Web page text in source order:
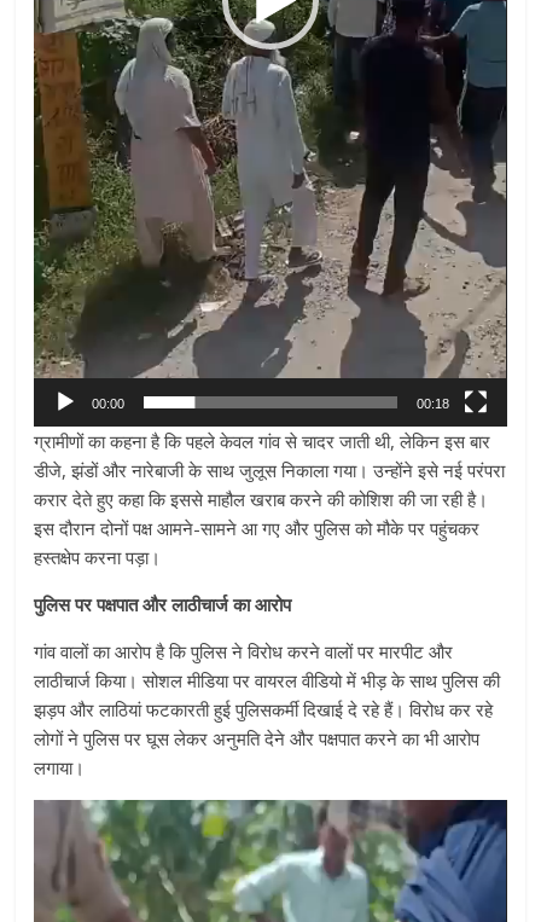
00:00 00:18
ग्रामीणों का कहना है कि पहले केवल गांव से चादर जाती थी, लेकिन इस बार
डीजे, झंडों और नारेबाजी के साथ जुलूस निकाला गया। उन्होंने इसे नई परंपरा
करार देते हुए कहा कि इससे माहौल खराब करने की कोशिश की जा रही है।
इस दौरान दोनों पक्ष आमने-सामने आ गए और पुलिस को मौके पर पहुंचकर
हस्तक्षेप करना पड़ा।
पुलिस पर पक्षपात और लाठीचार्ज का आरोप
गांव वालों का आरोप है कि पुलिस ने विरोध करने वालों पर मारपीट और
लाठीचार्ज किया। सोशल मीडिया पर वायरल वीडियो में भीड़ के साथ पुलिस की
झड़प और लाठियां फटकारती हुई पुलिसकर्मी दिखाई दे रहे हैं। विरोध कर रहे
लोगों ने पुलिस पर घूस लेकर अनुमति देने और पक्षपात करने का भी आरोप
लगाया।
Video
Player